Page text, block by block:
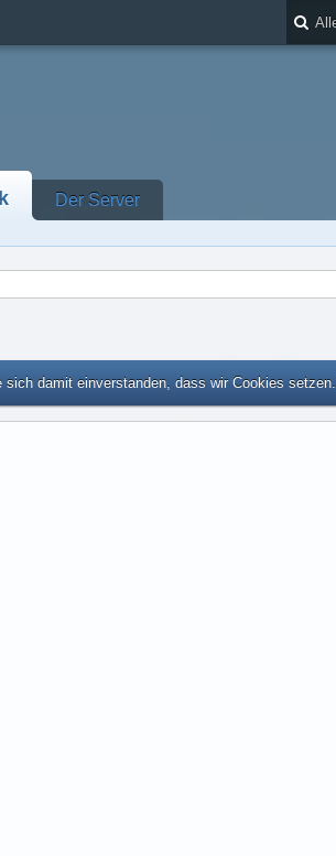
Der Server
damit einverstanden, dass wir Cookies setzen.